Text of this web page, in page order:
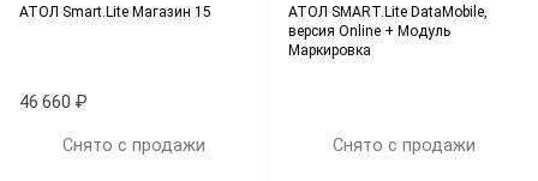
АТОЛ Smart.Lite Магазин 15
46 660 ₽
Снято с продажи
АТОЛ SMART.Lite DataMobile,
версия Online + Модуль
Маркировка
Снято с продажи